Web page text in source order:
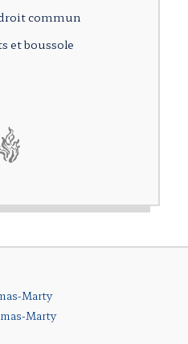
commun
et boussole
Marty
Marty